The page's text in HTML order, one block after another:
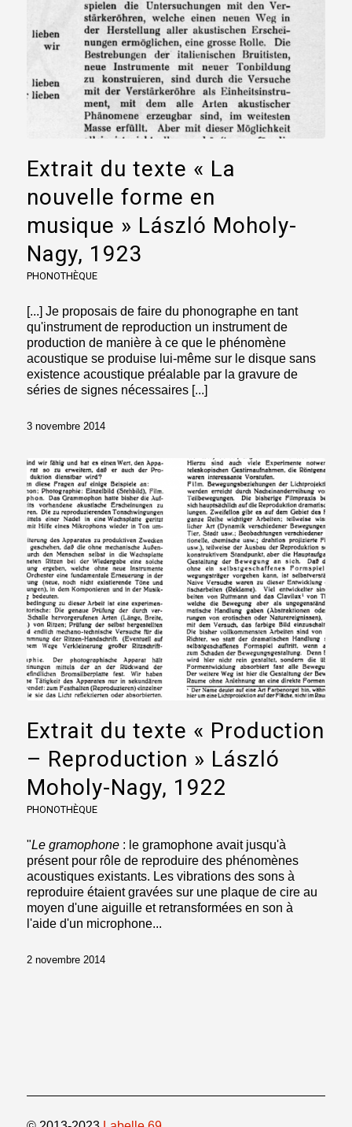
Extrait du texte « La
nouvelle forme en
musique » László Moholy-
Nagy, 1923
PHONOTHÈQUE
[...] Je proposais de faire du phonographe en tant
qu'instrument de reproduction un instrument de
production de manière à ce que le phénomène
acoustique se produise lui-même sur le disque sans
existence acoustique préalable par la gravure de
séries de signes nécessaires [...]
3 novembre 2014
Extrait du texte « Production
– Reproduction » László
Moholy-Nagy, 1922
PHONOTHÈQUE
"Le gramophone: le gramophone avait jusqu'à
présent pour rôle de reproduire des phénomènes
acoustiques existants. Les vibrations des sons à
reproduire étaient gravées sur une plaque de cire au
moyen d'une aiguille et retransformées en son à
l'aide d'un microphone...
2 novembre 2014